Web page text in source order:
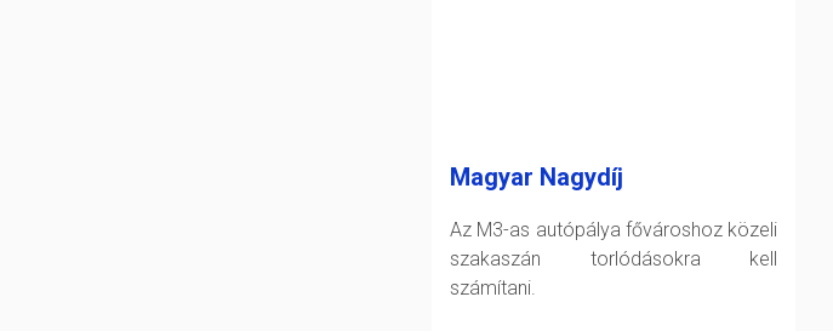
Magyar Nagydíj
Az M3-as autópálya fővároshoz közeli
szakaszán torlódásokra kell
számítani.